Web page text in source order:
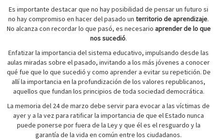
Es importante destacar que no hay posibilidad de pensar un futuro si
no hay compromiso en hacer del pasado un territorio de aprendizaje.
No alcanza con recordar lo que pasó, es necesario aprender de lo que
nos sucedió.
Enfatizar la importancia del sistema educativo, impulsando desde las
aulas miradas sobre el pasado, invitando a los más jóvenes a conocer
qué fue que lo que sucedió y como aprender a evitar su repetición. De
allí la importancia en la profundización de los valores republicanos,
aquellos que fundan los principios de toda sociedad democrática.
La memoria del 24 de marzo debe servir para evocar a las víctimas de
ayer y a la vez para ratificar la importancia de que el Estado nunca
puede ponerse por fuera de la Ley y que él es el resguardo y la
garantía de la vida en común entre los ciudadanos.